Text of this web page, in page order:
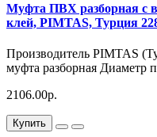
Муфта ПВХ разборная с
клей, PIMTAS, Турция
Производитель PIMTAS
муфта разборная
2106.00р.
Купить